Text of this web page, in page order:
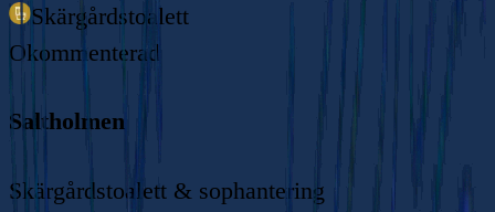
Skärgårdstoalett
Okommenterad
Saltholmen
Skärgårdstoalett & sophantering